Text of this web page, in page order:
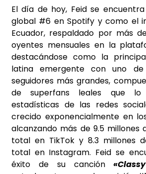
El día de hoy, Feid se
global #6 en Spotify y como el
Ecuador, respaldado por más
oyentes mensuales en la
destacándose como la
latina emergente con uno
seguidores más grandes,
de superfans leales que lo
estadísticas de las redes
crecido exponencialmente en
alcanzando más de 9.5 millones
total en TikTok y 8.3 millones
total en Instagram. Feid se
éxito de su canción